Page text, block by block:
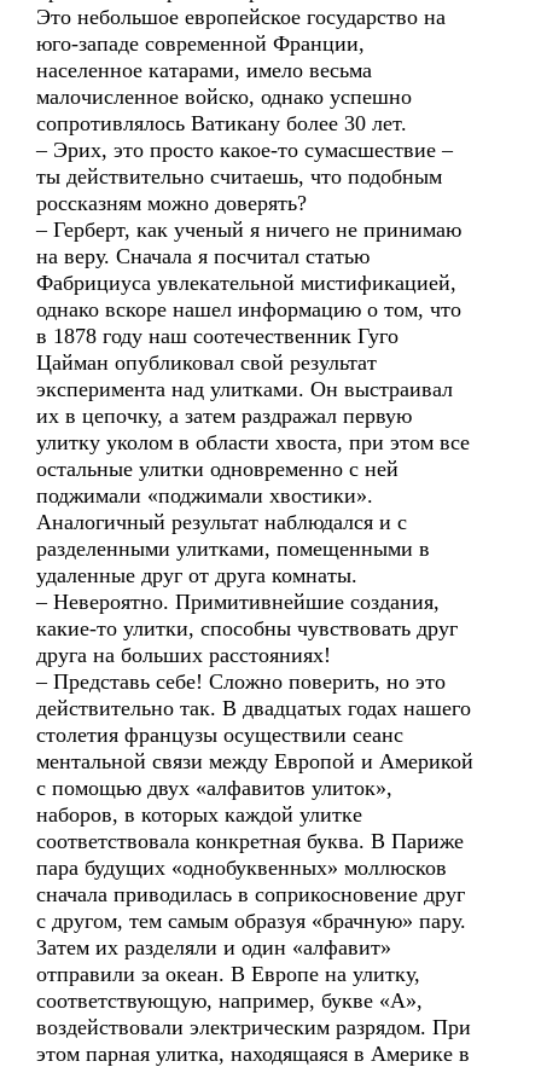
Это небольшое европейское государство на
юго-западе современной Франции,
населенное катарами, имело весьма
малочисленное войско, однако успешно
сопротивлялось Ватикану более 30 лет.
– Эрих, это просто какое-то сумасшествие –
ты действительно считаешь, что подобным
россказням можно доверять?
– Герберт, как ученый я ничего не принимаю
на веру. Сначала я посчитал статью
Фабрициуса увлекательной мистификацией,
однако вскоре нашел информацию о том, что
в 1878 году наш соотечественник Гуго
Цайман опубликовал свой результат
эксперимента над улитками. Он выстраивал
их в цепочку, а затем раздражал первую
улитку уколом в области хвоста, при этом все
остальные улитки одновременно с ней
поджимали «поджимали хвостики».
Аналогичный результат наблюдался и с
разделенными улитками, помещенными в
удаленные друг от друга комнаты.
– Невероятно. Примитивнейшие создания,
какие-то улитки, способны чувствовать друг
друга на больших расстояниях!
– Представь себе! Сложно поверить, но это
действительно так. В двадцатых годах нашего
столетия французы осуществили сеанс
ментальной связи между Европой и Америкой
с помощью двух «алфавитов улиток»,
наборов, в которых каждой улитке
соответствовала конкретная буква. В Париже
пара будущих «однобуквенных» моллюсков
сначала приводилась в соприкосновение друг
с другом, тем самым образуя «брачную» пару.
Затем их разделяли и один «алфавит»
отправили за океан. В Европе на улитку,
соответствующую, например, букве «А»,
воздействовали электрическим разрядом. При
этом парная улитка, находящаяся в Америке в